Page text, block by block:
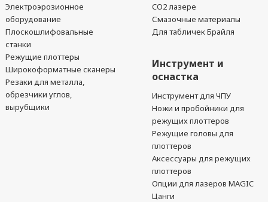
Электроэрозионное
оборудование
Плоскошлифовальные
станки
Режущие плоттеры
Широкоформатные сканеры
Резаки для металла,
обрезчики углов,
вырубщики
CO2 лазере
Смазочные материалы
Для табличек Брайля
Инструмент и
оснастка
Инструмент для ЧПУ
Ножи и пробойники для
режущих плоттеров
Режущие головы для
плоттеров
Аксессуары для режущих
плоттеров
Опции для лазеров MAGIC
Цанги